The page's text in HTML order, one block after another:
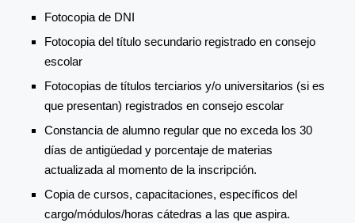
Fotocopia de DNI
Fotocopia del título secundario registrado en consejo
escolar
Fotocopias de títulos terciarios y/o universitarios (si es
que presentan) registrados en consejo escolar
Constancia de alumno regular que no exceda los 30
días de antigüedad y porcentaje de materias
actualizada al momento de la inscripción.
Copia de cursos, capacitaciones, específicos del
cargo/módulos/horas cátedras a las que aspira.